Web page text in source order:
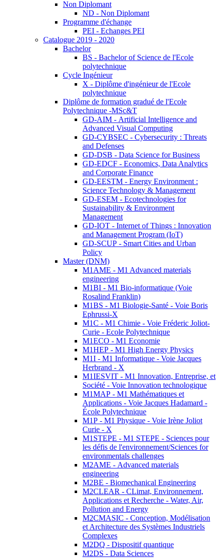
Non Diplomant
ND - Non Diplomant
Programme d'échange
PEI - Echanges PEI
Catalogue 2019 - 2020
Bachelor
BS - Bachelor of Science de l'Ecole
polytechnique
Cycle Ingénieur
X - Diplôme d'ingénieur de l'Ecole
polytechnique
Diplôme de formation gradué de l'Ecole
Polytechnique -MSc&T
GD-AIM - Artificial Intelligence and
Advanced Visual Computing
GD-CYBSEC - Cybersecurity : Threats
and Defenses
GD-DSB - Data Science for Business
GD-EDCF - Economics, Data Analytics
and Corporate Finance
GD-EESTM - Energy Environment :
Science Technology & Management
GD-ESEM - Ecotechnologies for
Sustainability & Environment
Management
GD-IOT - Internet of Things : Innovation
and Management Program (IoT)
GD-SCUP - Smart Cities and Urban
Policy
Master (DNM)
M1AME - M1 Advanced materials
engineering
M1BI - M1 Bio-informatique (Voie
Rosalind Franklin)
M1BS - M1 Biologie-Santé - Voie Boris
Ephrussi-X
M1C - M1 Chimie - Voie Fréderic Joliot-
Curie - Ecole Polytechnique
M1ECO - M1 Economie
M1HEP - M1 High Energy Physics
M1I - M1 Informatique - Voie Jacques
Herbrand - X
M1IESVIT - M1 Innovation, Entreprise, et
Société - Voie Innovation technologique
M1MAP - M1 Mathématiques et
Applications - Voie Jacques Hadamard -
École Polytechnique
M1P - M1 Physique - Voie Irène Joliot
Curie - X
M1STEPE - M1 STEPE - Sciences pour
les défis de l'environnement/Sciences for
environmentals challenges
M2AME - Advanced materials
engineering
M2BE - Biomechanical Engineering
M2CLEAR - CLimat, Environnement,
Applications et Recherche - Water, Air,
Pollution and Energy
M2CMASIC - Conception, Modélisation
et Architecture des Systèmes Industriels
Complexes
M2DQ - Dispositif quantique
M2DS - Data Sciences